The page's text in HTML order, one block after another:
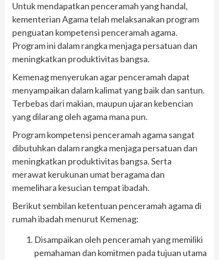
Untuk mendapatkan penceramah yang handal,
kementerian Agama telah melaksanakan program
penguatan kompetensi penceramah agama.
Program ini dalam rangka menjaga persatuan dan
meningkatkan produktivitas bangsa.
Kemenag menyerukan agar penceramah dapat
menyampaikan dalam kalimat yang baik dan santun.
Terbebas dari makian, maupun ujaran kebencian
yang dilarang oleh agama mana pun.
Program kompetensi penceramah agama sangat
dibutuhkan dalam rangka menjaga persatuan dan
meningkatkan produktivitas bangsa. Serta
merawat kerukunan umat beragama dan
memelihara kesucian tempat ibadah.
Berikut sembilan ketentuan penceramah agama di
rumah ibadah menurut Kemenag:
Disampaikan oleh penceramah yang memiliki
pemahaman dan komitmen pada tujuan utama